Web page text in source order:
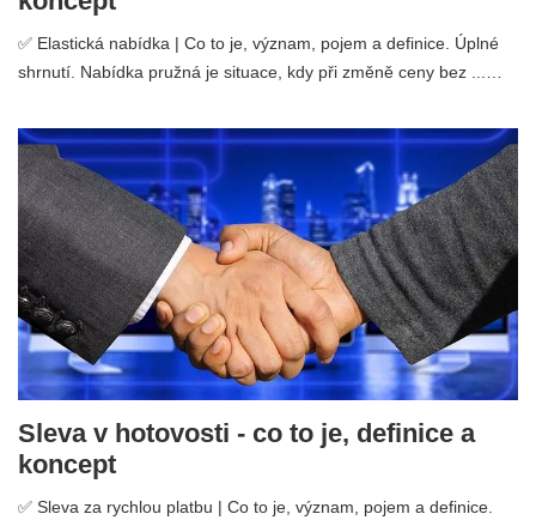
✅ Elastická nabídka | Co to je, význam, pojem a definice. Úplné
shrnutí. Nabídka pružná je situace, kdy při změně ceny bez ...…
Sleva v hotovosti - co to je, definice a
koncept
✅ Sleva za rychlou platbu | Co to je, význam, pojem a definice.